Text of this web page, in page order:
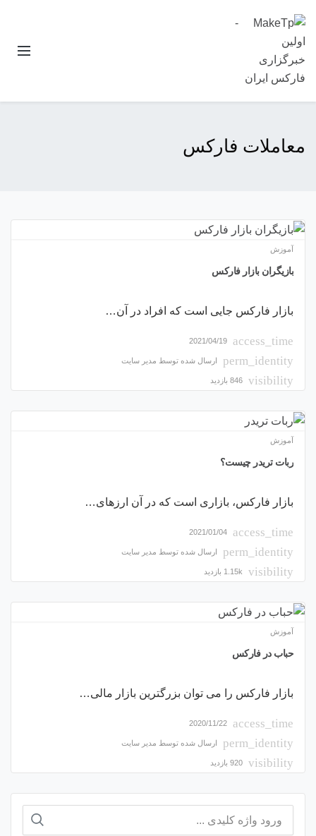
معاملات فارکس
آموزش
بازیگران بازار فارکس
بازار فارکس جایی است که افراد در آن…
access_time
2021/04/19
perm_identity ارسال شده توسط مدیر سایت
visibility
آموزش
ربات تریدر چیست؟
بازار فارکس، بازاری است که در آن ارزهای…
access_time
2021/01/04
perm_identity ارسال شده توسط مدیر سایت
visibility
آموزش
حباب در فارکس
بازار فارکس را می توان بزرگترین بازار مالی…
access_time
2020/11/22
perm_identity ارسال شده توسط مدیر سایت
visibility